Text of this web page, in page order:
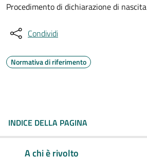
Procedimento di dichiarazione di nascita
Condividi
Normativa di riferimento
INDICE DELLA PAGINA
A chi è rivolto